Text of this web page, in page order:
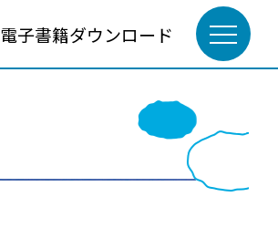
電子書籍ダウンロード